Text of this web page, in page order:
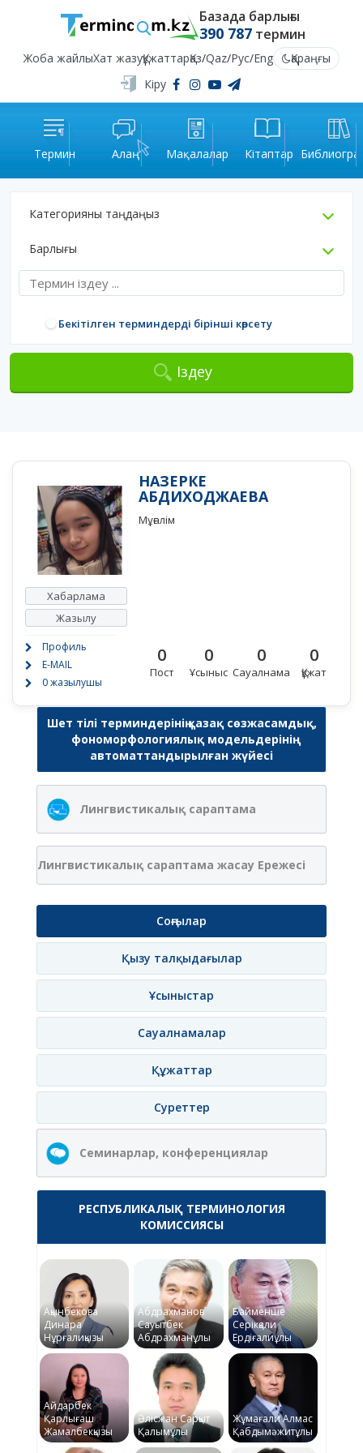
Базада барлығы
390 787термин
Жоба жайлыХат жазуҚұжаттарҚаз/Qaz/Рус/Eng
Қараңғы
Кіру
Термин Алаң Мақалалар Кітаптар
Категорияны таңдаңыз
Барлығы
Бекітілген терминдерді бірінші көрсету
Іздеу
Хабарлама
Жазылу
Профиль
E-MAIL
0 жазылушы
НАЗЕРКЕ
АБДИХОДЖАЕВА
Мұғалім
0
Пост
0
Ұсыныс
0
Сауалнама
0
Құжат
Шет тілі терминдерінің қазақ сөзжасамдық,
фономорфологиялық модельдерінің
автоматтандырылған жүйесі
Лингвистикалық сараптама
Лингвистикалық сараптама жасау Ережесі
Соңғылар
Қызу талқыдағылар
Ұсыныстар
Сауалнамалар
Құжаттар
Суреттер
Семинарлар, конференциялар
РЕСПУБЛИКАЛЫҚ ТЕРМИНОЛОГИЯ
КОМИССИЯСЫ
Ақынбекова
Динара
Нұрғалиқызы
Абдрахманов
Сауытбек
Абдрахманұлы
Байменше
Серікқали
Ердіғалиұлы
Айдарбек
Қарлығаш
Жамалбекқызы
Әлісжан Сарқыт
Қалымұлы
Жұмағали Алмас
Қабдымәжитұлы